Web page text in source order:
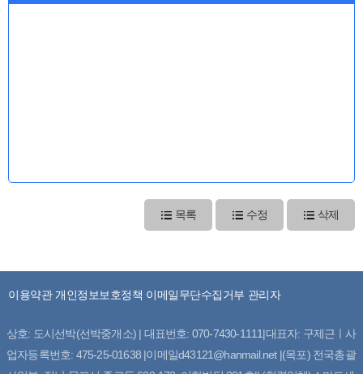
목록 수정 삭제
이용약관 개인정보보호정책 이메일무단수집거부 관리자
상호: 도시선박(선박중개소) | 대표번호: 070-7430-1111|대표자: 구제근ㅣ사
업자등록번호: 475-25-01638 |이메일d43121@hanmail.net |(목포) 전국총괄